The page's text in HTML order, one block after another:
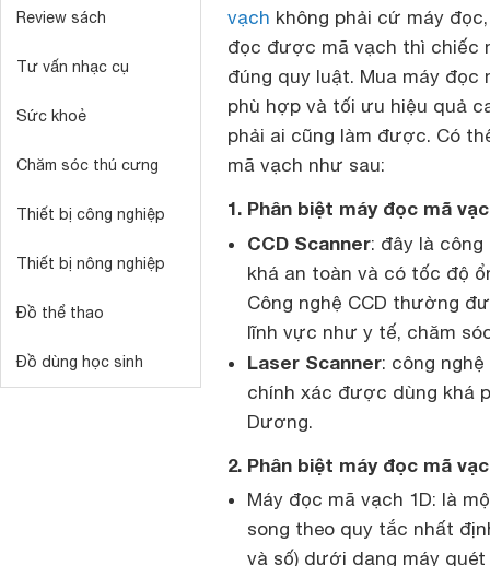
Review sách
Tư vấn nhạc cụ
Sức khoẻ
Chăm sóc thú cưng
Thiết bị công nghiệp
Thiết bị nông nghiệp
Đồ thể thao
Đồ dùng học sinh
vạch không phải cứ máy
đọc được mã vạch thì chiếc
đúng quy luật. Mua máy
phù hợp và tối ưu hiệu quả
phải ai cũng làm được. Có
mã vạch như sau:
1. Phân biệt máy đọc mã
CCD Scanner: đây là
khá an toàn và có tốc độ
Công nghệ CCD thường
lĩnh vực như y tế, chăm
Laser Scanner: công
chính xác được dùng khá
Dương.
2. Phân biệt máy đọc mã
Máy đọc mã vạch 1D: là
song theo quy tắc nhất
và số) dưới dạng máy